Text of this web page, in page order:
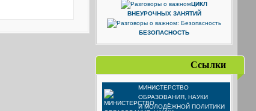
ЦИКЛ
ВНЕУРОЧНЫХ ЗАНЯТИЙ
БЕЗОПАСНОСТЬ
Ссылки
МИНИСТЕРСТВО
ОБРАЗОВАНИЯ, НАУКИ
И МОЛОДЁЖНОЙ ПОЛИТИКИ